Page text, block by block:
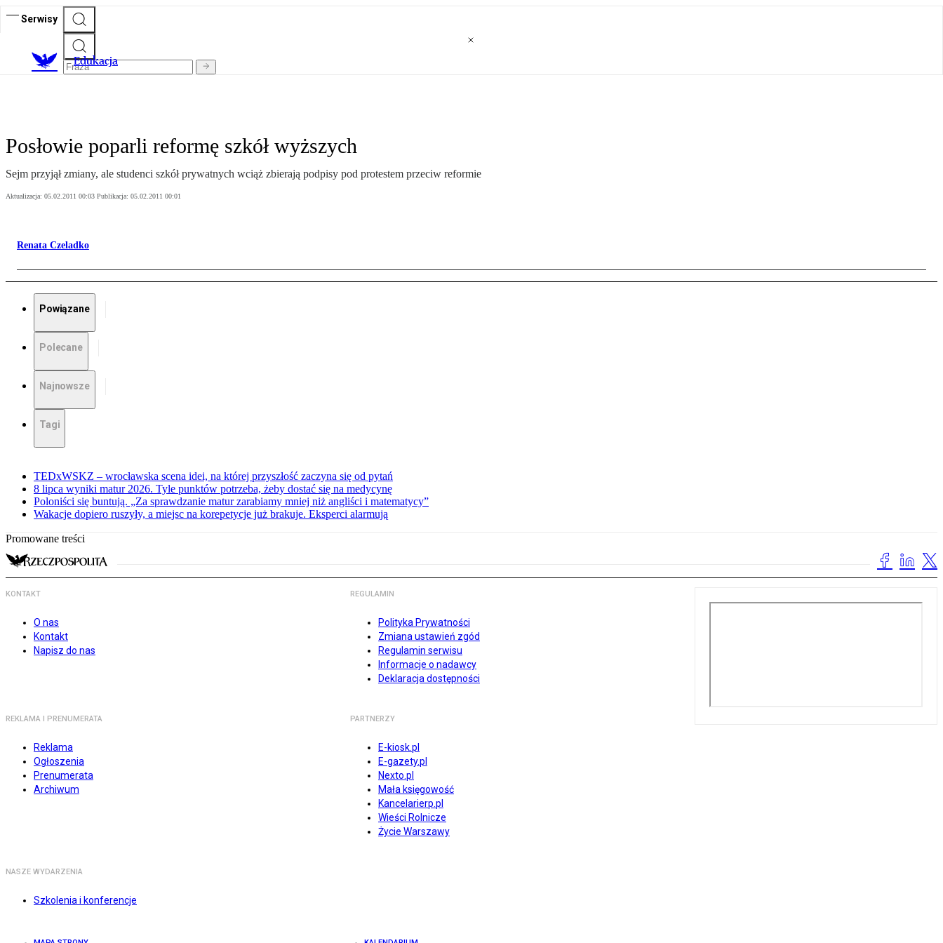
Serwisy
Edukacja
Posłowie poparli reformę szkół wyższych
Sejm przyjął zmiany, ale studenci szkół prywatnych wciąż zbierają podpisy pod protestem przeciw reformie
Aktualizacja: 05.02.2011 00:03 Publikacja: 05.02.2011 00:01
Renata Czeladko
Powiązane
Polecane
Najnowsze
Tagi
TEDxWSKZ – wrocławska scena idei, na której przyszłość zaczyna się od pytań
8 lipca wyniki matur 2026. Tyle punktów potrzeba, żeby dostać się na medycynę
Poloniści się buntują. „Za sprawdzanie matur zarabiamy mniej niż angliści i matematycy”
Wakacje dopiero ruszyły, a miejsc na korepetycje już brakuje. Eksperci alarmują
Promowane treści
KONTAKT
O nas
Kontakt
Napisz do nas
REGULAMIN
Polityka Prywatności
Zmiana ustawień zgód
Regulamin serwisu
Informacje o nadawcy
Deklaracja dostępności
REKLAMA I PRENUMERATA
Reklama
Ogłoszenia
Prenumerata
Archiwum
PARTNERZY
E-kiosk.pl
E-gazety.pl
Nexto.pl
Mała księgowość
Kancelarierp.pl
Wieści Rolnicze
Życie Warszawy
NASZE WYDARZENIA
Szkolenia i konferencje